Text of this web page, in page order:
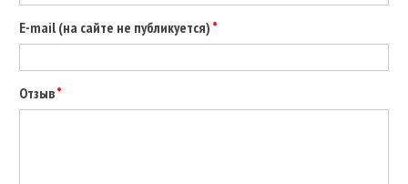
E-mail (на сайте не публикуется)
Отзыв